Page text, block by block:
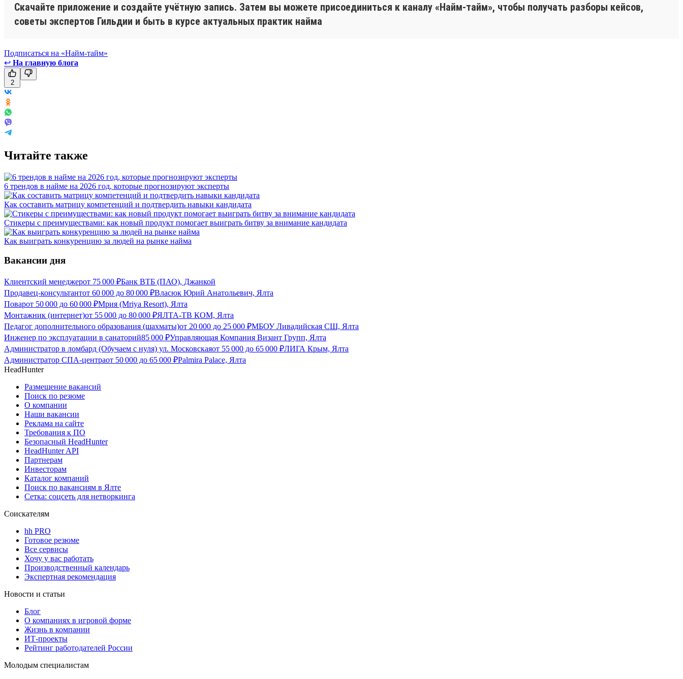
Скачайте приложение и создайте учётную запись. Затем вы можете присоединиться к каналу «Найм-тайм», чтобы получать разборы кейсов,
советы экспертов Гильдии и быть в курсе актуальных практик найма
Подписаться на «Найм-тайм»
↩ На главную блога
2
Читайте также
6 трендов в найме на 2026 год, которые прогнозируют эксперты
Как составить матрицу компетенций и подтвердить навыки кандидата
Стикеры с преимуществами: как новый продукт помогает выиграть битву за внимание кандидата
Как выиграть конкуренцию за людей на рынке найма
Вакансии дня
Клиентский менеджерот 75 000 ₽Банк ВТБ (ПАО), Джанкой
Продавец-консультантот 60 000 до 80 000 ₽Власюк Юрий Анатольевич, Ялта
Поварот 50 000 до 60 000 ₽Мрия (Mriya Resort), Ялта
Монтажник (интернет)от 55 000 до 80 000 ₽ЯЛТА-ТВ КОМ, Ялта
Педагог дополнительного образования (шахматы)от 20 000 до 25 000 ₽МБОУ Ливадийская СШ, Ялта
Инженер по эксплуатации в санаторий85 000 ₽Управляющая Компания Визант Групп, Ялта
Администратор в ломбард (Обучаем с нуля) ул. Московскаяот 55 000 до 65 000 ₽ЛИГА Крым, Ялта
Администратор СПА-центраот 50 000 до 65 000 ₽Palmira Palace, Ялта
HeadHunter
Размещение вакансий
Поиск по резюме
О компании
Наши вакансии
Реклама на сайте
Требования к ПО
Безопасный HeadHunter
HeadHunter API
Партнерам
Инвесторам
Каталог компаний
Поиск по вакансиям в Ялте
Сетка: соцсеть для нетворкинга
Соискателям
hh PRO
Готовое резюме
Все сервисы
Хочу у вас работать
Производственный календарь
Экспертная рекомендация
Новости и статьи
Блог
О компаниях в игровой форме
Жизнь в компании
ИТ-проекты
Рейтинг работодателей России
Молодым специалистам